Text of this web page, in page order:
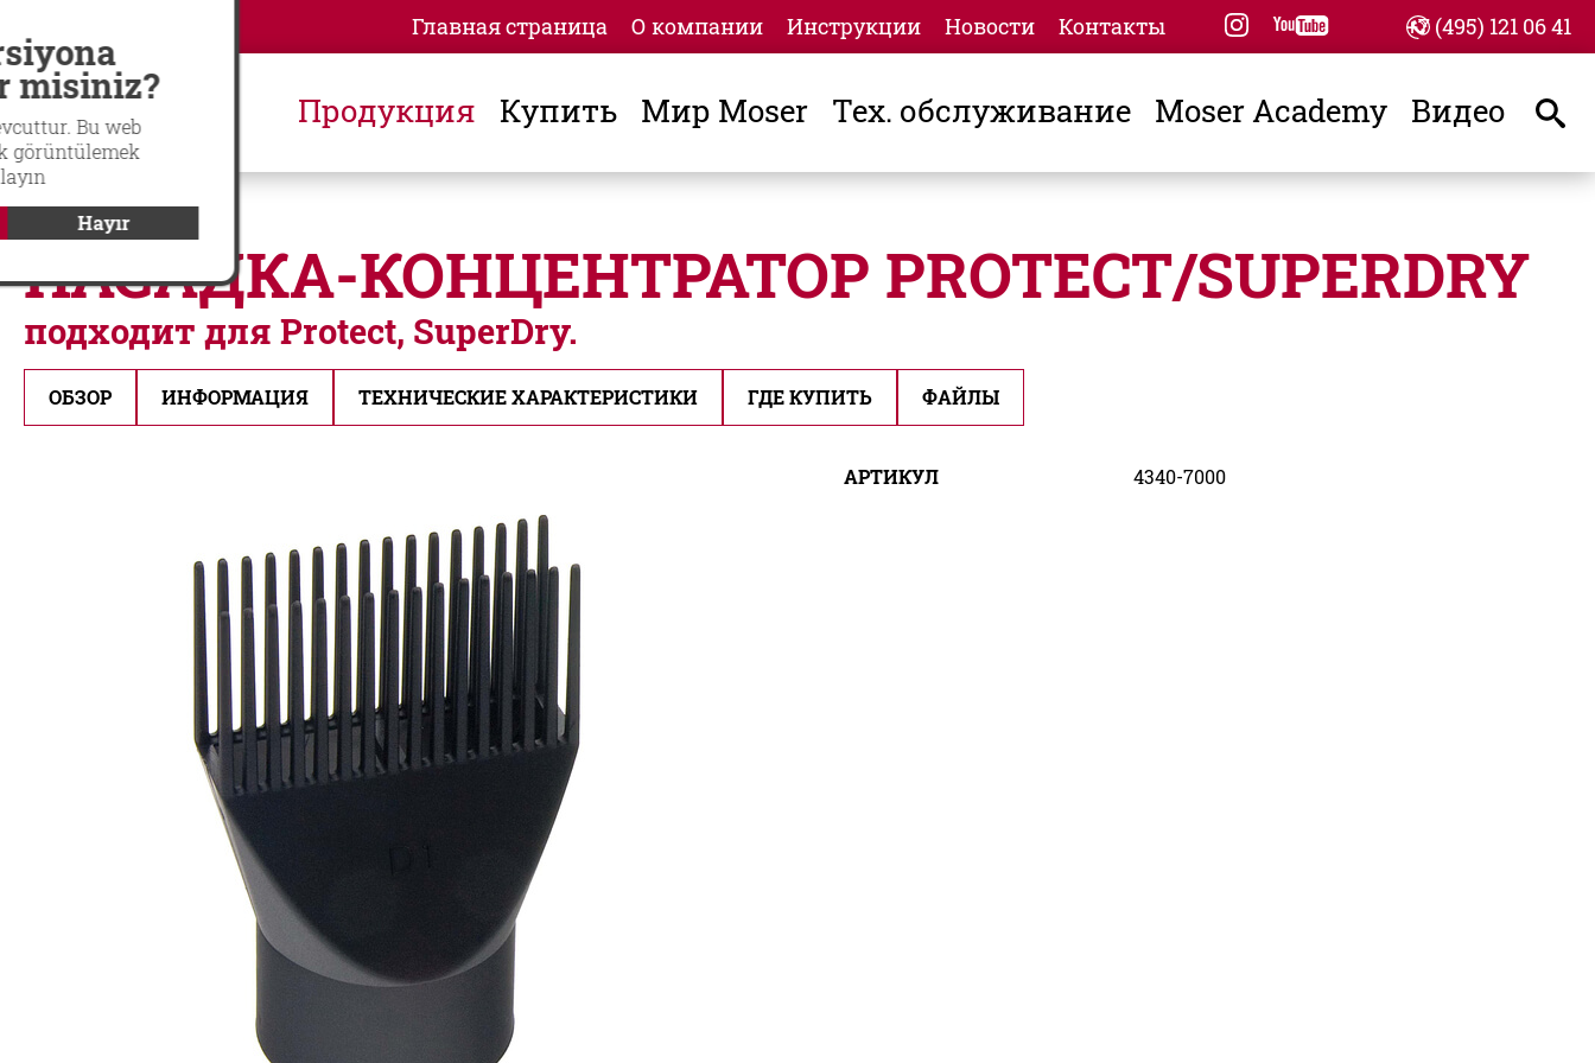
Главная страница О компании Инструкции Новости Контакты instagram
youtube +7 (495) 121 06 41
Продукция Купить Мир Moser Тех. обслуживание Moser Academy Видео
НАСАДКА-КОНЦЕНТРАТОР PROTECT/SUPERDRY
подходит для Protect, SuperDry.
ОБЗОР ИНФОРМАЦИЯ ТЕХНИЧЕСКИЕ ХАРАКТЕРИСТИКИ ГДЕ КУПИТЬ ФАЙЛЫ
АРТИКУЛ 4340-7000
misiniz?
Bu web
görüntülemek
Hayır